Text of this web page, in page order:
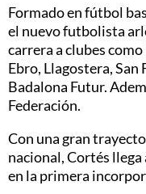
Formado en fútbol
el nuevo futbolista
carrera a clubes
Ebro, Llagostera,
Badalona Futur.
Federación.
Con una gran
nacional, Cortés llega
en la primera